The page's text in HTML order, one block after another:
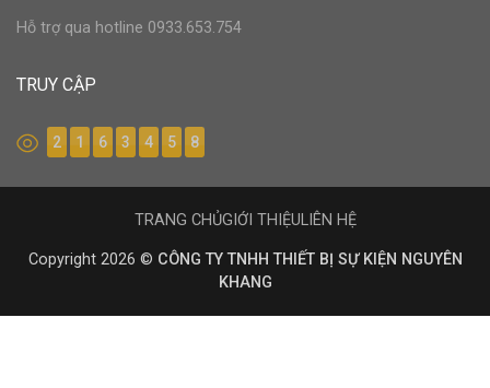
Hỗ trợ qua hotline 0933.653.754
TRUY CẬP
2 1 6 3 4 5 8
Copyright 2026 © CÔNG TY TNHH THIẾT BỊ SỰ KIỆN NGUYÊN
KHANG
TRANG CHỦGIỚI THIỆULIÊN HỆ